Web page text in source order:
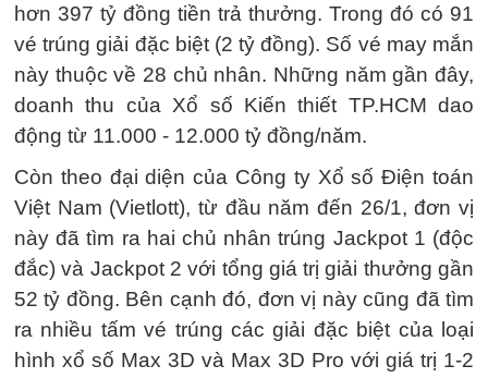
hơn 397 tỷ đồng tiền trả thưởng. Trong đó có 91
vé trúng giải đặc biệt (2 tỷ đồng). Số vé may mắn
này thuộc về 28 chủ nhân. Những năm gần đây,
doanh thu của Xổ số Kiến thiết TP.HCM dao
động từ 11.000 - 12.000 tỷ đồng/năm.
Còn theo đại diện của Công ty Xổ số Điện toán
Việt Nam (Vietlott), từ đầu năm đến 26/1, đơn vị
này đã tìm ra hai chủ nhân trúng Jackpot 1 (độc
đắc) và Jackpot 2 với tổng giá trị giải thưởng gần
52 tỷ đồng. Bên cạnh đó, đơn vị này cũng đã tìm
ra nhiều tấm vé trúng các giải đặc biệt của loại
hình xổ số Max 3D và Max 3D Pro với giá trị 1-2